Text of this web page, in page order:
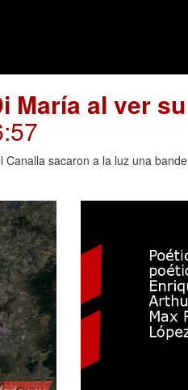
María al ver
sacaron a la luz una